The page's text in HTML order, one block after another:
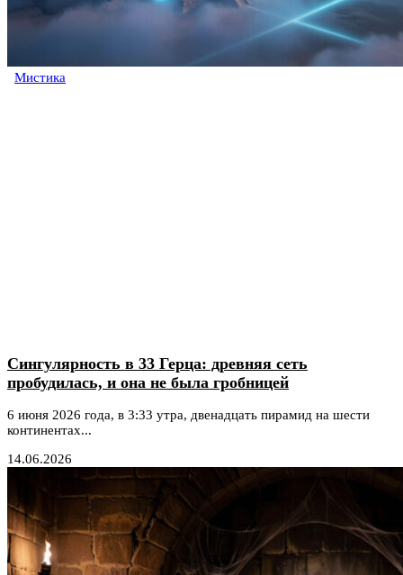
Мистика
Сингулярность в 33 Герца: древняя сеть
пробудилась, и она не была гробницей
6 июня 2026 года, в 3:33 утра, двенадцать пирамид на шести
континентах...
14.06.2026